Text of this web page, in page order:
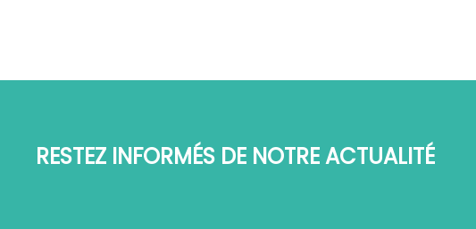
RESTEZ INFORMÉS DE NOTRE ACTUALITÉ